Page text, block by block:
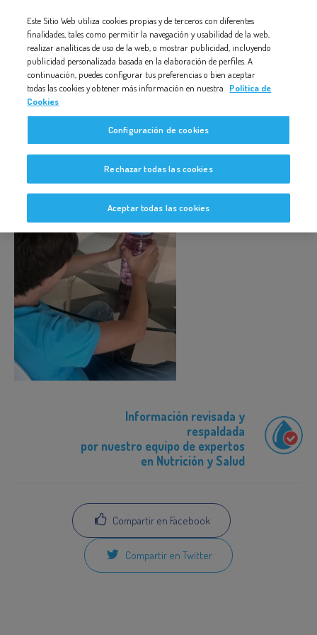
accesibilidad.
IMG_2921
IMG_2921
Información revisada y
respaldada
por nuestro equipo de expertos
en Nutrición y Salud
Compartir en Facebook
Compartir en Twitter
Este Sitio Web utiliza cookies propias y de terceros con diferentes
finalidades, tales como permitir la navegación y usabilidad de la web,
realizar analíticas de uso de la web, o mostrar publicidad, incluyendo
publicidad personalizada basada en la elaboración de perfiles. A
continuación, puedes configurar tus preferencias o bien aceptar
todas las cookies y obtener más información en nuestra
Política de
Cookies
Configuración de cookies
Rechazar todas las cookies
Aceptar todas las cookies